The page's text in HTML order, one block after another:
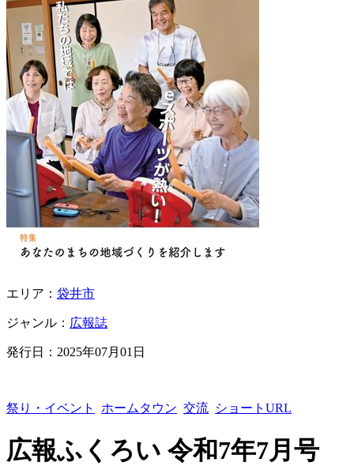
エリア： 袋井市
ジャンル： 広報誌
発行日： 2025年07月01日
祭り・イベント ホームタウン 交流 ショートURL
広報ふくろい 令和7年7月号